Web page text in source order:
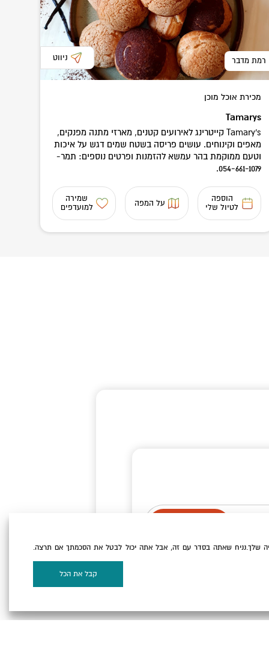
רמת מדבר ניווט
מכירת אוכל מוכן
Tamarys
Tamary's קייטרינג לאירועים קטנים, מארזי מתנה מפנקים,
מאפים וקינוחים. עושים פריסה בשטח שמים דגש על איכות
וטעם ממוקמת בהר עמשא להזמנות ופרטים נוספים: תמר-
054-661-1079.
הוספה
לטיול שלי
על המפה
שמירה
למועדפים
של האתר.
שלך.נניח שאתה בסדר עם זה, אבל אתה יכול לבטל את הסכמתך אם תרצה.
קבל את הכל